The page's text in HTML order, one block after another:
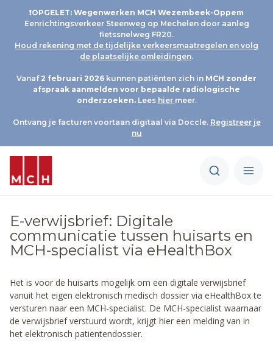
❗OPGELET: Wegenwerken MCH Wezembeek-Oppem
Eenrichtingsverkeer Steenweg op Mechelen door aanleg
fietssnelweg FR20.
Houd rekening met de tijdelijke verkeersmaatregelen en volg
de plaatselijke omleidingen.
Vanaf 2 februari 2026 kunnen patiënten zich in MCH zonder
afspraak aanmelden voor bepaalde radiologische
onderzoeken.Lees hier meer.
Ontvang je facturen voortaan digitaal via Doccle. Registreer je
nu
E-verwijsbrief: Digitale
communicatie tussen huisarts en
MCH-specialist via eHealthBox
Het is voor de huisarts mogelijk om een digitale verwijsbrief
vanuit het eigen elektronisch medisch dossier via eHealthBox te
versturen naar een MCH-specialist. De MCH-specialist waarnaar
de verwijsbrief verstuurd wordt, krijgt hier een melding van in
het elektronisch patiëntendossier.